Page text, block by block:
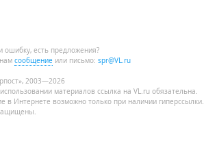
ошибку, есть предложения?
сообщение или письмо: spr@VL.ru
2003—2026
материалов ссылка на VL.ru обязательна.
в Интернете возможно только при наличии гиперссылки.